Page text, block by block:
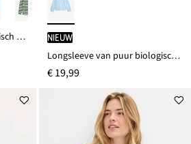
Gestreept shirt van biologisch katoen Nieuw
Longsleeve van puur biologisch katoen
€ 19,99